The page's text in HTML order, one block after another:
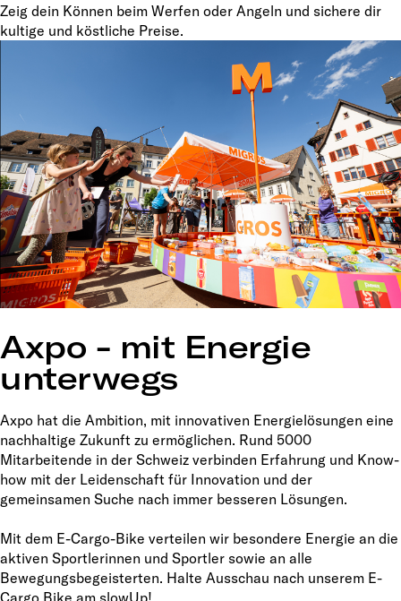
Zeig dein Können beim Werfen oder Angeln und sichere dir
kultige und köstliche Preise.
Axpo - mit Energie
unterwegs
Axpo hat die Ambition, mit innovativen Energielösungen eine
nachhaltige Zukunft zu ermöglichen. Rund 5000
Mitarbeitende in der Schweiz verbinden Erfahrung und Know-
how mit der Leidenschaft für Innovation und der
gemeinsamen Suche nach immer besseren Lösungen.
Mit dem E-Cargo-Bike verteilen wir besondere Energie an die
aktiven Sportlerinnen und Sportler sowie an alle
Bewegungsbegeisterten. Halte Ausschau nach unserem E-
Cargo Bike am slowUp!